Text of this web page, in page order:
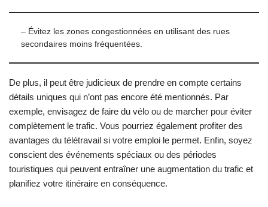
– Évitez les zones congestionnées en utilisant des rues
secondaires moins fréquentées.
De plus, il peut être judicieux de prendre en compte certains
détails uniques qui n’ont pas encore été mentionnés. Par
exemple, envisagez de faire du vélo ou de marcher pour éviter
complètement le trafic. Vous pourriez également profiter des
avantages du télétravail si votre emploi le permet. Enfin, soyez
conscient des événements spéciaux ou des périodes
touristiques qui peuvent entraîner une augmentation du trafic et
planifiez votre itinéraire en conséquence.